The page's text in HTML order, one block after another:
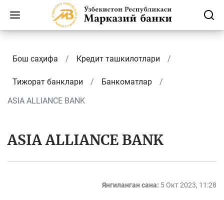
Бош саҳифа Кредит ташкилотлари
Тижорат банклари
Банкоматлар
ASIA ALLIANCE BANK
ASIA ALLIANCE BANK
Янгиланган сана: 5 Окт 2023, 11:28